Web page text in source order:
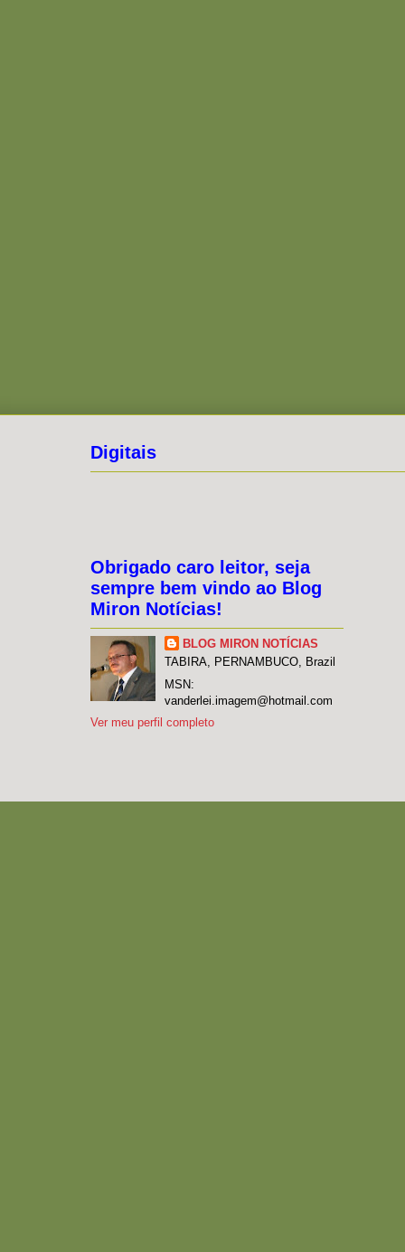
Digitais
Obrigado caro leitor, seja
sempre bem vindo ao Blog
Miron Notícias!
BLOG MIRON NOTÍCIAS
TABIRA, PERNAMBUCO, Brazil
MSN:
vanderlei.imagem@hotmail.com
Ver meu perfil completo